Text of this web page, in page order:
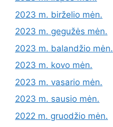
2023 m. birželio mėn.
2023 m. gegužės mėn.
2023 m. balandžio mėn.
2023 m. kovo mėn.
2023 m. vasario mėn.
2023 m. sausio mėn.
2022 m. gruodžio mėn.